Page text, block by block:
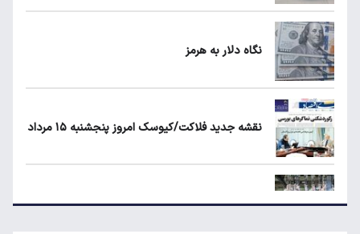
زمان شارژ کالابرگ با رقم آخر کد ملی صفر تا ۲
نگاه دلار به هرمز
زمانبندی‌ شارژ کالابرگ الکترونیکی تغییر کرد
نگاه دلار به هرمز
نقشه جدید فلاکت/کیوسک امروز پنجشنبه ۱۵ مرداد
ماجرای محدودیت گوشت برزیلی در اروپا